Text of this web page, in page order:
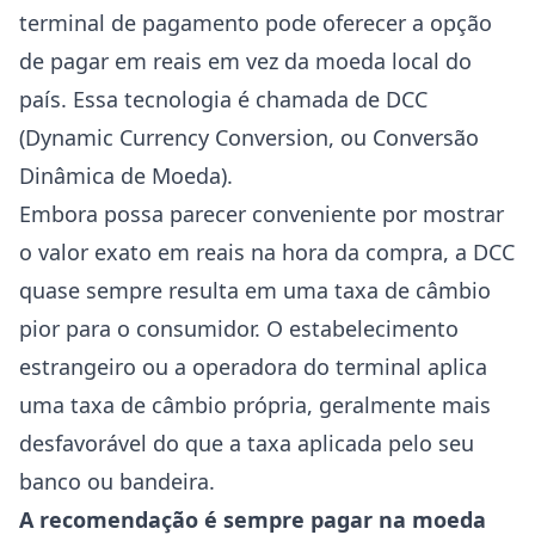
terminal de pagamento pode oferecer a opção
de pagar em reais em vez da moeda local do
país. Essa tecnologia é chamada de DCC
(Dynamic Currency Conversion, ou Conversão
Dinâmica de Moeda).
Embora possa parecer conveniente por mostrar
o valor exato em reais na hora da compra, a DCC
quase sempre resulta em uma taxa de câmbio
pior para o consumidor. O estabelecimento
estrangeiro ou a operadora do terminal aplica
uma taxa de câmbio própria, geralmente mais
desfavorável do que a taxa aplicada pelo seu
banco ou bandeira.
A recomendação é sempre pagar na moeda